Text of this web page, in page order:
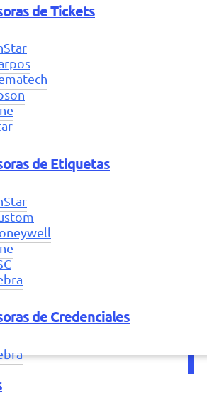
de Tickets
de Etiquetas
de Credenciales